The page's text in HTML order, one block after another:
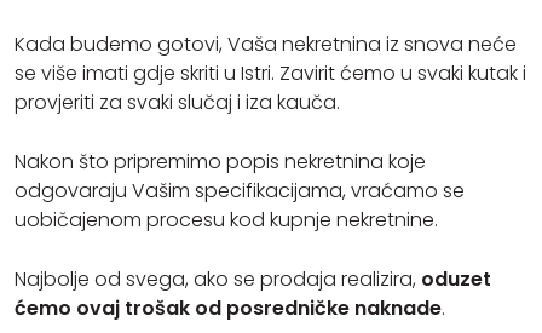
Kada budemo gotovi, Vaša nekretnina iz snova neće
se više imati gdje skriti u Istri. Zavirit ćemo u svaki kutak i
provjeriti za svaki slučaj i iza kauča.
Nakon što pripremimo popis nekretnina koje
odgovaraju Vašim specifikacijama, vraćamo se
uobičajenom procesu kod kupnje nekretnine.
Najbolje od svega, ako se prodaja realizira, oduzet
ćemo ovaj trošak od posredničke naknade.